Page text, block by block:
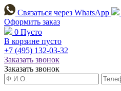
Связаться через WhatsApp
Оформить заказ
0 Пусто
В корзине пусто
+7 (495) 132-03-32
Заказать звонок
Заказать звонок